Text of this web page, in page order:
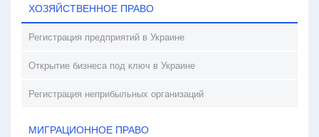
ХОЗЯЙСТВЕННОЕ ПРАВО
Регистрация предприятий в Украине
Открытие бизнеса под ключ в Украине
Регистрация неприбыльных организаций
МИГРАЦИОННОЕ ПРАВО